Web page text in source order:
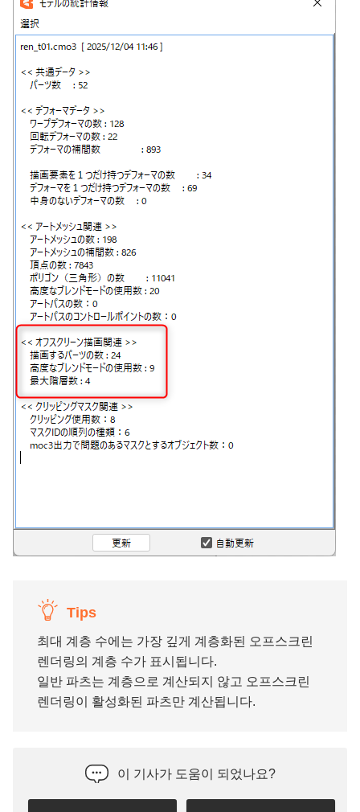
Tips
최대 계층 수에는 가장 깊게 계층화된 오프스크린
렌더링의 계층 수가 표시됩니다.
일반 파츠는 계층으로 계산되지 않고 오프스크린
렌더링이 활성화된 파츠만 계산됩니다.
이 기사가 도움이 되었나요?